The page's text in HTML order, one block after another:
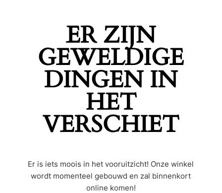
ER ZIJN
GEWELDIGE
DINGEN IN
HET
VERSCHIET
Er is iets moois in het vooruitzicht! Onze winkel
wordt momenteel gebouwd en zal binnenkort
online komen!